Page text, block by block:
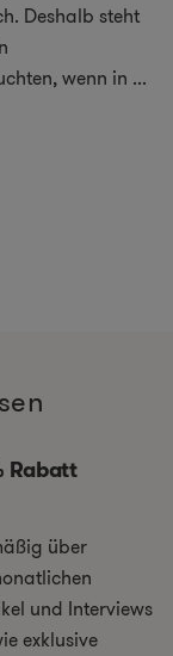
Deshalb steht
wenn in ...
Rabatt
über
und Interviews
exklusive